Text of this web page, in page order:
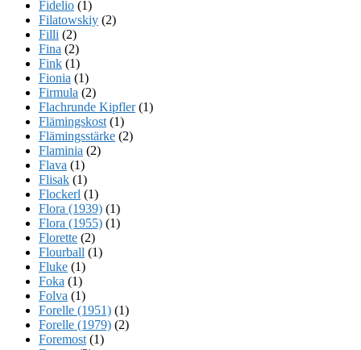
Fidelio (1)
Filatowskiy (2)
Filli (2)
Fina (2)
Fink (1)
Fionia (1)
Firmula (2)
Flachrunde Kipfler(1)
Flämingskost (1)
Flämingsstärke (2)
Flaminia (2)
Flava (1)
Flisak (1)
Flockerl (1)
Flora (1939) (1)
Flora (1955) (1)
Florette (2)
Flourball (1)
Fluke (1)
Foka (1)
Folva (1)
Forelle (1951) (1)
Forelle (1979) (2)
Foremost (1)